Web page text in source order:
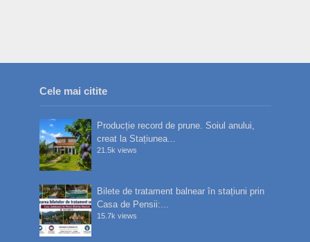
Cele mai citite
Producție record de prune. Soiul anului,
creat la Stațiunea...
21.5k views
Bilete de tratament balnear în stațiuni prin
Casa de Pensii:...
15.7k views